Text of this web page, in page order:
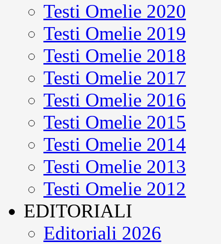
Testi Omelie 2020
Testi Omelie 2019
Testi Omelie 2018
Testi Omelie 2017
Testi Omelie 2016
Testi Omelie 2015
Testi Omelie 2014
Testi Omelie 2013
Testi Omelie 2012
EDITORIALI
Editoriali 2026